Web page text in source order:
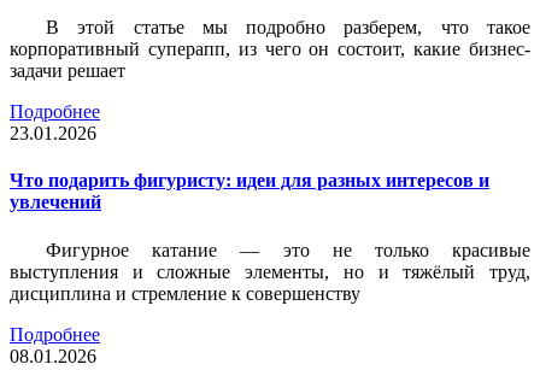
В этой статье мы подробно разберем, что такое
корпоративный суперапп, из чего он состоит, какие бизнес-
задачи решает
Подробнее
23.01.2026
Что подарить фигуристу: идеи для разных интересов и
увлечений
Фигурное катание — это не только красивые
выступления и сложные элементы, но и тяжёлый труд,
дисциплина и стремление к совершенству
Подробнее
08.01.2026